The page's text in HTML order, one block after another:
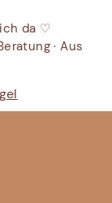
da ♡
· Aus